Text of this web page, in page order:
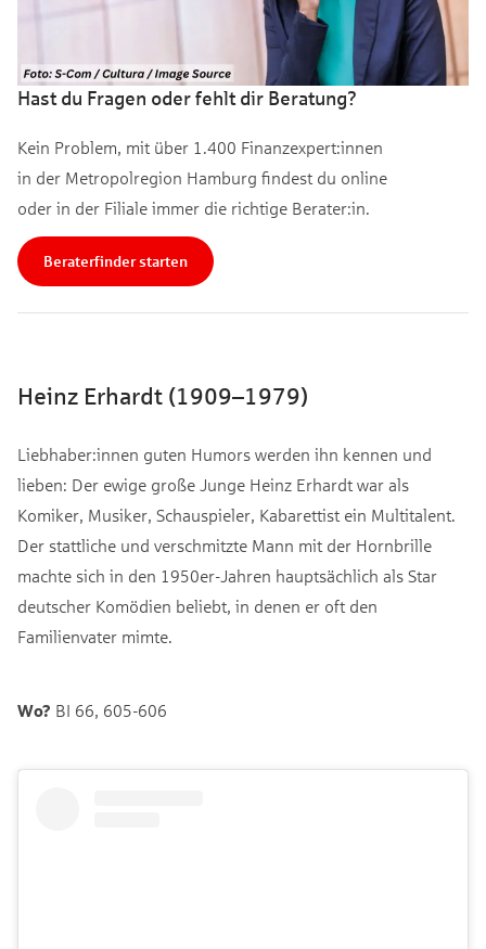
Hast du Fragen oder fehlt dir Beratung?
Kein Problem, mit über 1.400 Finanzexpert:innen
in der Metropolregion Hamburg findest du online
oder in der Filiale immer die richtige Berater:in.
Beraterfinder starten
Heinz Erhardt (1909–1979)
Liebhaber:innen guten Humors werden ihn kennen und
lieben: Der ewige große Junge Heinz Erhardt war als
Komiker, Musiker, Schauspieler, Kabarettist ein Multitalent.
Der stattliche und verschmitzte Mann mit der Hornbrille
machte sich in den 1950er-Jahren hauptsächlich als Star
deutscher Komödien beliebt, in denen er oft den
Familienvater mimte.
Wo? BI 66, 605-606